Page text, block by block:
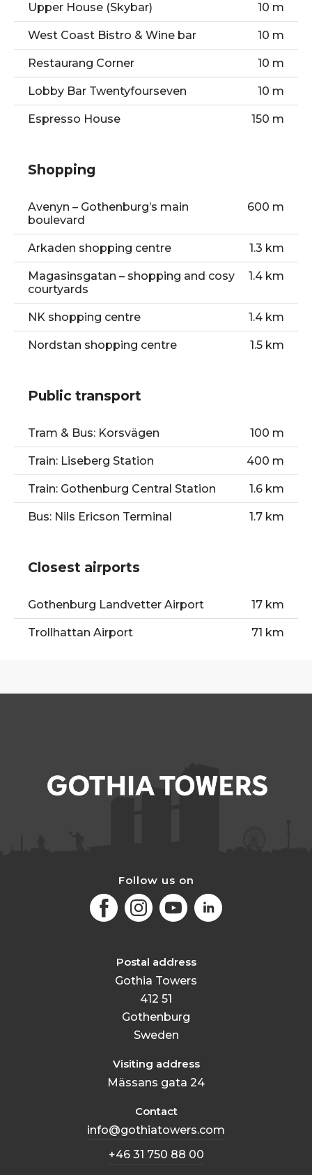
Upper House (Skybar) 10 m
West Coast Bistro & Wine bar 10 m
Restaurang Corner 10 m
Lobby Bar Twentyfourseven 10 m
Espresso House 150 m
Shopping
Avenyn – Gothenburg’s main
boulevard
600 m
Arkaden shopping centre 1.3 km
Magasinsgatan – shopping and cosy
courtyards
1.4 km
NK shopping centre 1.4 km
Nordstan shopping centre 1.5 km
Public transport
Tram & Bus: Korsvägen 100 m
Train: Liseberg Station 400 m
Train: Gothenburg Central Station 1.6 km
Bus: Nils Ericson Terminal 1.7 km
Closest airports
Gothenburg Landvetter Airport 17 km
Trollhattan Airport 71 km
Follow us on
FacebookInstagramYoutubeLinkedIn
Postal address
Gothia Towers
412 51
Gothenburg
Sweden
Visiting address
Mässans gata 24
Contact
info@gothiatowers.com
+46 31 750 88 00